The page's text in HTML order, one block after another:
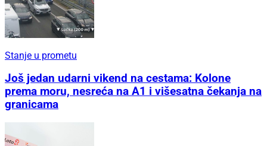
Stanje u prometu
Još jedan udarni vikend na cestama: Kolone
prema moru, nesreća na A1 i višesatna čekanja na
granicama